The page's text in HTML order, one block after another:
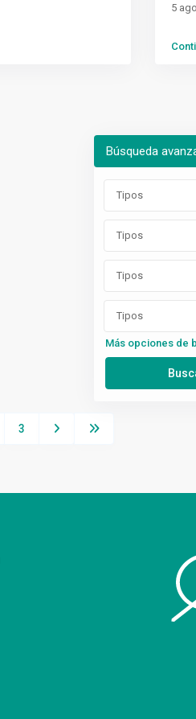
Búsqueda
Tipos
Tipos
Tipos
Tipos
Más opciones de
5
3